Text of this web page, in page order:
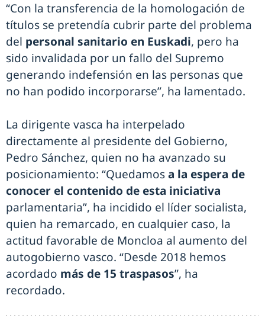
“Con la transferencia de la homologación de
títulos se pretendía cubrir parte del problema
del personal sanitario en Euskadi, pero ha
sido invalidada por un fallo del Supremo
generando indefensión en las personas que
no han podido incorporarse”, ha lamentado.
La dirigente vasca ha interpelado
directamente al presidente del Gobierno,
Pedro Sánchez, quien no ha avanzado su
posicionamiento: “Quedamosa la espera de
conocer el contenido de esta iniciativa
parlamentaria”, ha incidido el líder socialista,
quien ha remarcado, en cualquier caso, la
actitud favorable de Moncloa al aumento del
autogobierno vasco. “Desde 2018 hemos
acordado más de 15 traspasos”, ha
recordado.